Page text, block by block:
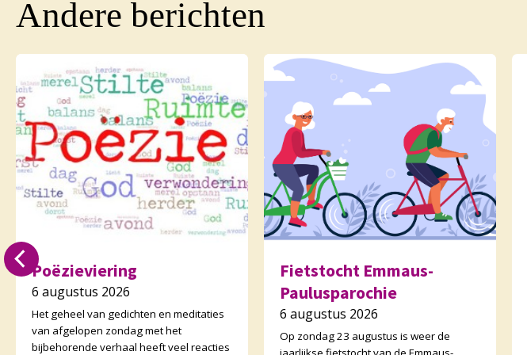
Andere berichten
Poëzieviering
6 augustus 2026
Het geheel van gedichten en meditaties
van afgelopen zondag met het
bijbehorende verhaal heeft veel reacties
Fietstocht Emmaus-
Paulusparochie
6 augustus 2026
Op zondag 23 augustus is weer de